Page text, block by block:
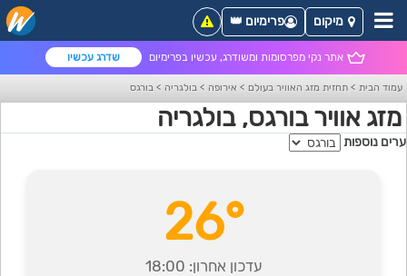
אתר נקי מפרסומות ומשודרג, עכשיו בפרימיום שדרג עכשיו
מיקום פרימיום 👑
עמוד הבית > תחזית מזג האוויר בעולם > אירופה > בולגריה > בורגס
מזג אוויר בורגס, בולגריה
ערים נוספות
26°
עדכון אחרון: 18:00